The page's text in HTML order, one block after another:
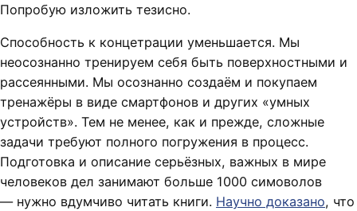
Попробую изложить тезисно.
Способность к концетрации уменьшается. Мы
неосознанно тренируем себя быть поверхностными и
рассеянными. Мы осознанно создаём и покупаем
тренажёры в виде смартфонов и других «умных
устройств». Тем не менее, как и прежде, сложные
задачи требуют полного погружения в процесс.
Подготовка и описание серьёзных, важных в мире
человеков дел занимают больше 1000 симоволов
— нужно вдумчиво читать книги. Научно доказано, что